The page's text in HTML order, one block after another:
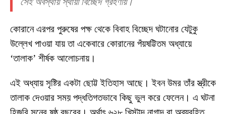
কোরানে এরপর পুরুষের পক্ষ থেকে বিবাহ বিচ্ছেদ ঘটানোর যেটুকু
উল্লেখ পাওয়া যায় তা একেবারে কোরানের পঁয়ষট্টিতম অধ্যায়ে
‘তালাক’ শীর্ষক আলোচনায়।
এই অধ্যায় সৃষ্টির একটা ছোট্ট ইতিহাস আছে। ইবন উমর তাঁর স্ত্রীকে
তালাক দেওয়ার সময় পদ্ধতিগতভাবে কিছু ভুল করে ফেলেন। এ ঘটনা